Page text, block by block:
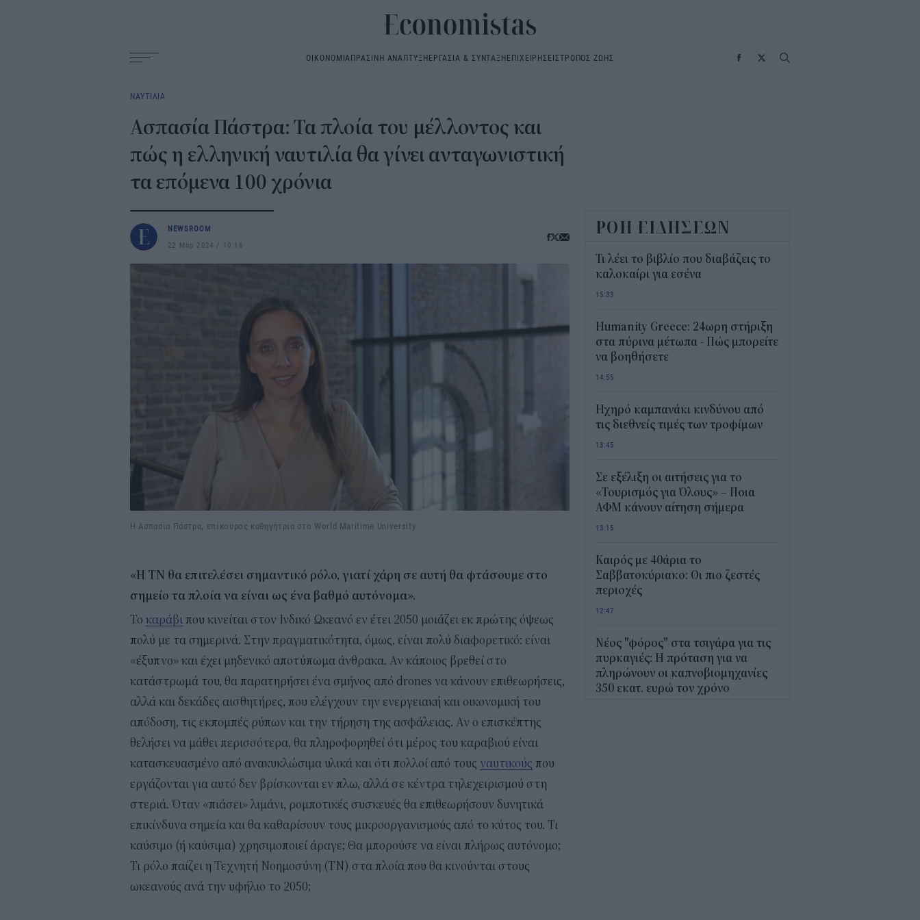
ΟΙΚΟΝΟΜΙΑΠΡΑΣΙΝΗ ΑΝΑΠΤΥΞΗΕΡΓΑΣΙΑ & ΣΥΝΤΑΞΗΕΠΙΧΕΙΡΗΣΕΙΣΤΡΟΠΟΣ ΖΩΗΣ
navigation
ΝΑΥΤΙΛΙΑ
Ασπασία Πάστρα: Τα πλοία του μέλλοντος και
πώς η ελληνική ναυτιλία θα γίνει ανταγωνιστική
τα επόμενα 100 χρόνια
NEWSROOM
22 Μαρ 2024
10:16
Η Ασπασία Πάστρα, επίκουρος καθηγήτρια στο World Maritime University
«Η ΤΝ θα επιτελέσει σημαντικό ρόλο, γιατί χάρη σε αυτή θα φτάσουμε στο
σημείο τα πλοία να είναι ως ένα βαθμό αυτόνομα».
Το καράβι που κινείται στον Ινδικό Ωκεανό εν έτει 2050 μοιάζει εκ πρώτης όψεως
πολύ με τα σημερινά. Στην πραγματικότητα, όμως, είναι πολύ διαφορετικό: είναι
«έξυπνο» και έχει μηδενικό αποτύπωμα άνθρακα. Αν κάποιος βρεθεί στο
κατάστρωμά του, θα παρατηρήσει ένα σμήνος από drones να κάνουν επιθεωρήσεις,
αλλά και δεκάδες αισθητήρες, που ελέγχουν την ενεργειακή και οικονομική του
απόδοση, τις εκπομπές ρύπων και την τήρηση της ασφάλειας. Αν ο επισκέπτης
θελήσει να μάθει περισσότερα, θα πληροφορηθεί ότι μέρος του καραβιού είναι
κατασκευασμένο από ανακυκλώσιμα υλικά και ότι πολλοί από τους ναυτικούς που
εργάζονται για αυτό δεν βρίσκονται εν πλω, αλλά σε κέντρα τηλεχειρισμού στη
στεριά. Όταν «πιάσει» λιμάνι, ρομποτικές συσκευές θα επιθεωρήσουν δυνητικά
επικίνδυνα σημεία και θα καθαρίσουν τους μικροοργανισμούς από το κύτος του. Τι
καύσιμο (ή καύσιμα) χρησιμοποιεί άραγε; Θα μπορούσε να είναι πλήρως αυτόνομο;
Τι ρόλο παίζει η Τεχνητή Νοημοσύνη (ΤΝ) στα πλοία που θα κινούνται στους
ωκεανούς ανά την υφήλιο το 2050;
ΡΟΗ ΕΙΔΗΣΕΩΝ
Τι λέει το βιβλίο που διαβάζεις το
καλοκαίρι για εσένα
15:33
Humanity Greece: 24ωρη στήριξη
στα πύρινα μέτωπα - Πώς μπορείτε
να βοηθήσετε
14:55
Ηχηρό καμπανάκι κινδύνου από
τις διεθνείς τιμές των τροφίμων
13:45
Σε εξέλιξη οι αιτήσεις για το
«Τουρισμός για Όλους» – Ποια
ΑΦΜ κάνουν αίτηση σήμερα
13:15
Καιρός με 40άρια το
Σαββατοκύριακο: Οι πιο ζεστές
περιοχές
12:47
Νέος "φόρος" στα τσιγάρα για τις
πυρκαγιές: Η πρόταση για να
πληρώνουν οι καπνοβιομηχανίες
350 εκατ. ευρώ τον χρόνο